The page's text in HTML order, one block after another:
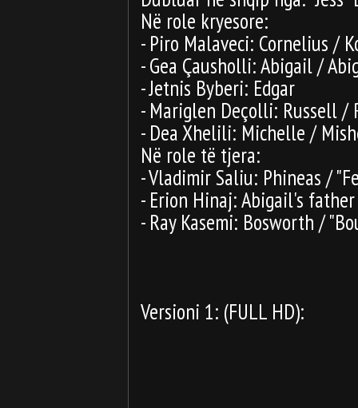
Në role kryesore:
- Piro Malaveci: Cornelius /
- Gea Çausholli: Abigail /
- Jetnis Byberi: Edgar
- Mariglen Deçolli: Russell /
- Dea Xhelili: Michelle /
Në role të tjera:
- Vladimir Saliu: Phineas /
- Erion Hinaj: Abigail's
- Ray Kasemi: Bosworth /
Versioni 1: (FULL HD):